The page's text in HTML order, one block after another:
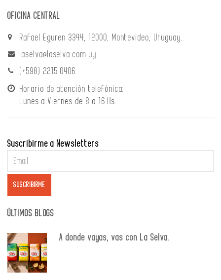
OFICINA CENTRAL
Rafael Eguren 3344, 12000, Montevideo, Uruguay.
laselva@laselva.com.uy
(+598) 2215 0406
Horario de atención telefónica:
Lunes a Viernes de 8 a 16 Hs.
Suscribirme a Newsletters
ÚLTIMOS BLOGS
A donde vayas, vas con La Selva.